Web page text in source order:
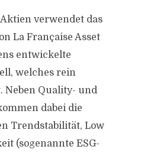
verwendet das
La Française Asset
entwickelte
welches rein
Neben Quality- und
dabei die
Trendstabilität, Low
(sogenannte ESG-